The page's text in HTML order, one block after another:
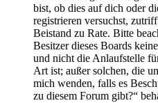
bist, ob dies auf dich oder
registrieren versuchst,
Beistand zu Rate. Bitte
Besitzer dieses Boards
und nicht die Anlaufstelle
Art ist; außer solchen, die
mich wenden, falls es
zu diesem Forum gibt?“